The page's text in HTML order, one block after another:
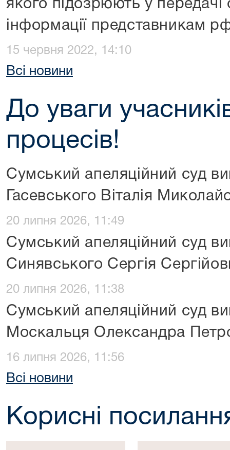
якого підозрюють у передачі
інформації представникам
15 червня 2022, 14:10
Всі новини
До уваги
процесів!
Сумський апеляційний суд
Гасевського Віталія
20 липня 2026, 11:49
Сумський апеляційний суд
Синявського Сергія
20 липня 2026, 11:38
Сумський апеляційний суд
Москальця Олександра
16 липня 2026, 11:56
Всі новини
Корисні